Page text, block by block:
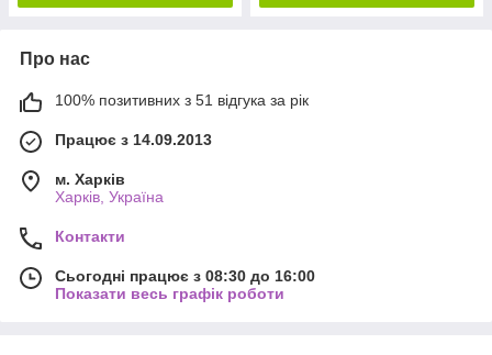
Про нас
100% позитивних з 51 відгука за рік
Працює з 14.09.2013
м. Харків
Харків, Україна
Контакти
Сьогодні працює з 08:30 до 16:00
Показати весь графік роботи